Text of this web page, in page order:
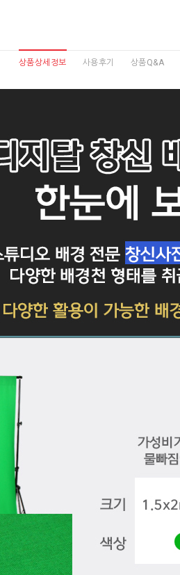
상품상세정보 사용후기 상품Q&A